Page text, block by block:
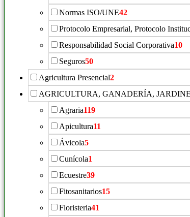
Normas ISO/UNE42
Protocolo Empresarial, Protocolo
Responsabilidad Social Corporativa10
Seguros50
Agricultura Presencial2
AGRICULTURA, GANADERÍA,
Agraria119
Apicultura11
Ávicola5
Cunícola1
Ecuestre39
Fitosanitarios15
Floristeria41